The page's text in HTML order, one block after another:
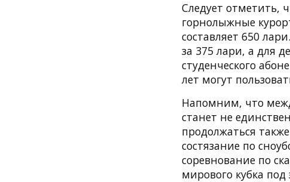
Следует отметить,
горнолыжные
составляет 650
за 375 лари, а для
студенческого
лет могут
Напомним, что
станет не
продолжаться
состязание по
соревнование по
мирового кубка под